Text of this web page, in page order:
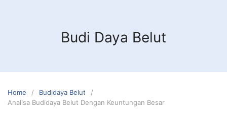
Budi Daya Belut
Home
Budidaya Belut
Analisa Budidaya Belut Dengan Keuntungan Besar